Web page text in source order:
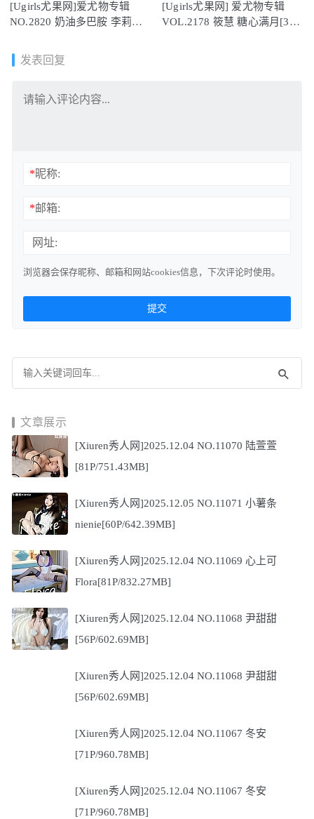
[Ugirls尤果网]爱尤物专辑
NO.2820 奶油多巴胺 李莉莉
[Ugirls尤果网] 爱尤物专辑
VOL.2178 筱慧 糖心满月[30P
发表回复
*昵称:
*邮箱:
网址:
浏览器会保存昵称、邮箱和网站cookies信息，下次评论时使用。
文章展示
[Xiuren秀人网]2025.12.04 NO.11070 陆萱萱
[81P/751.43MB]
[Xiuren秀人网]2025.12.05 NO.11071 小薯条
nienie[60P/642.39MB]
[Xiuren秀人网]2025.12.04 NO.11069 心上可
Flora[81P/832.27MB]
[Xiuren秀人网]2025.12.04 NO.11068 尹甜甜
[56P/602.69MB]
[Xiuren秀人网]2025.12.04 NO.11068 尹甜甜
[56P/602.69MB]
[Xiuren秀人网]2025.12.04 NO.11067 冬安
[71P/960.78MB]
[Xiuren秀人网]2025.12.04 NO.11067 冬安
[71P/960.78MB]